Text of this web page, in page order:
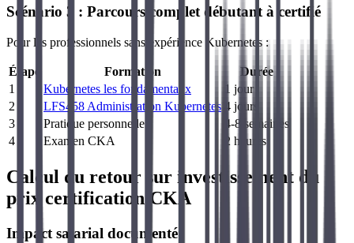
Scénario 3 : Parcours complet débutant à certifié
Pour les professionnels sans expérience Kubernetes :
Étape Formation
Durée
1
Kubernetes les fondamentaux
1 jour
2
LFS458 Administration Kubernetes 4 jours
3
Pratique personnelle
4-8 semaines
4
Examen CKA 2 heures
Calcul du retour sur investissement du
prix certification CKA
Impact salarial documenté